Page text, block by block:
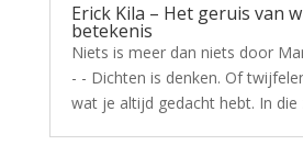
Erick Kila – Het geruis van
betekenis
Niets is meer dan niets door
- - Dichten is denken. Of
wat je altijd gedacht hebt. In die